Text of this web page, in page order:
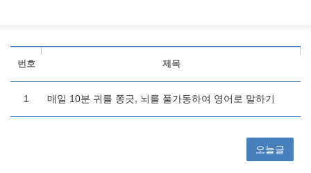
번호 제목
1 매일 10분 귀를 쫑긋, 뇌를 풀가동하여 영어로 말하기
오늘글